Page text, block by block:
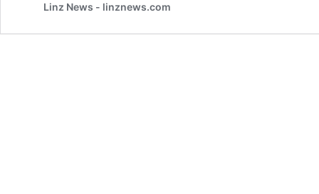
Linz News - linznews.com